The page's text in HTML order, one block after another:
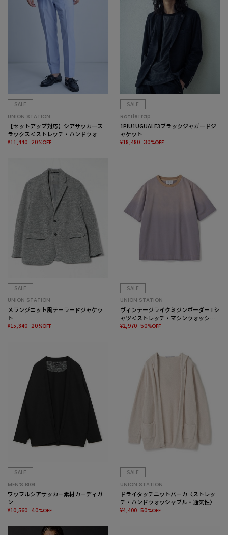
SALE
UNION STATION
【セットアップ対応】シアサッカース
ラックス＜ストレッチ・ハンドウォッ
シャブル＞
¥11,440 20%OFF
SALE
RattleTrap
1PIU1UGUALE3ブラックジャガードジ
ャケット
¥18,480 30%OFF
SALE
UNION STATION
メランジニット風テーラードジャケッ
ト
¥15,840 20%OFF
SALE
UNION STATION
ヴィンテージライクミジンボーダーTシ
ャツ＜ストレッチ・マシンウォッシャ
ブル＞
¥2,970 50%OFF
SALE
MEN’S BIGI
ワッフルシアサッカー素材カーディガ
ン
¥10,560 40%OFF
SALE
UNION STATION
ドライタッチニットパーカ〈ストレッ
チ・ハンドウォッシャブル・通気性〉
¥4,400 50%OFF